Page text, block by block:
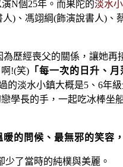
N個25年。而果陀的淡水
)、馮翊綱(飾演說書人)
歷經喪父的關係，讓她
!(笑) 「每一次的日升、
淡水小鎮大概是5、6年
學長的手，一起吃冰棒坐
的問候、最無邪的笑容，
了當時的純樸與美麗。